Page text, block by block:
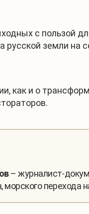
с пользой
русской земли на
как и о
– журналист-
перехода